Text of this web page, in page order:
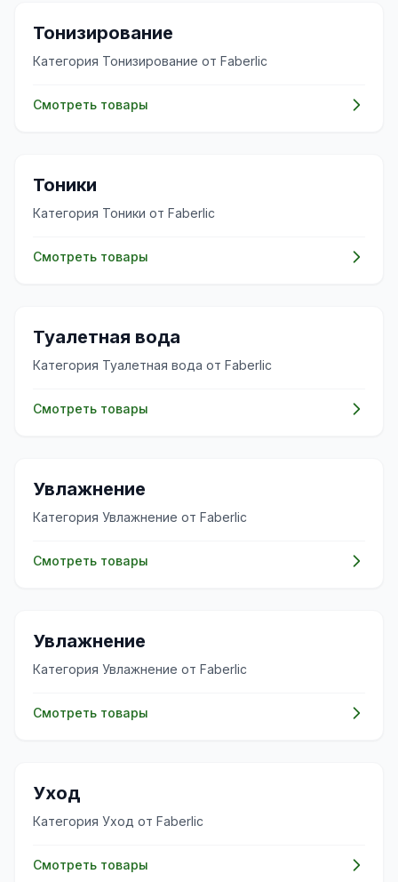
✨
Тонизирование
Категория Тонизирование от Faberlic
Смотреть товары
✨
Тоники
Категория Тоники от Faberlic
Смотреть товары
✨
Туалетная вода
Категория Туалетная вода от Faberlic
Смотреть товары
✨
Увлажнение
Категория Увлажнение от Faberlic
Смотреть товары
✨
Увлажнение
Категория Увлажнение от Faberlic
Смотреть товары
🧴
Уход
Категория Уход от Faberlic
Смотреть товары